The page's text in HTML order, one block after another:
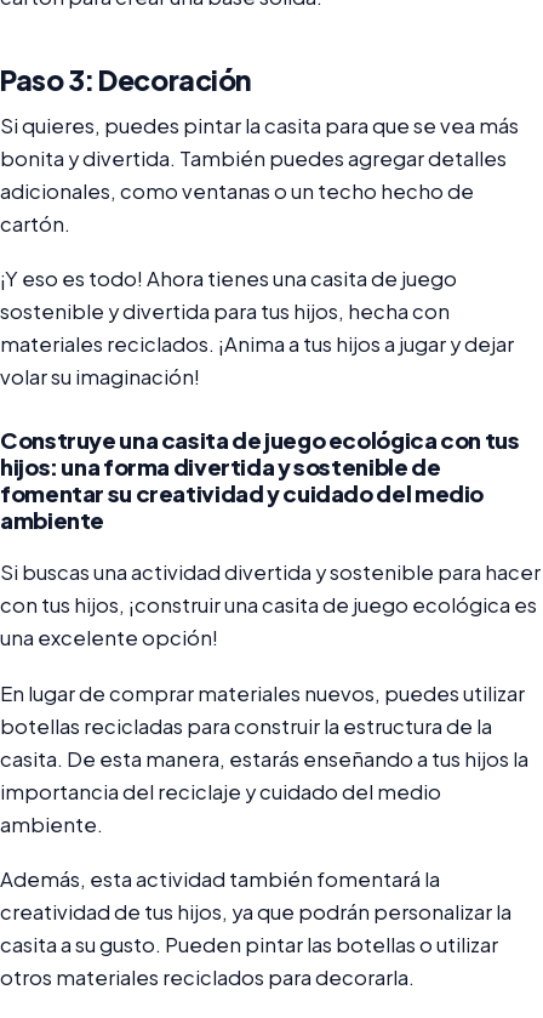
Paso 3: Decoración
Si quieres, puedes pintar la casita para que se vea más
bonita y divertida. También puedes agregar detalles
adicionales, como ventanas o un techo hecho de
cartón.
¡Y eso es todo! Ahora tienes una casita de juego
sostenible y divertida para tus hijos, hecha con
materiales reciclados. ¡Anima a tus hijos a jugar y dejar
volar su imaginación!
Construye una casita de juego ecológica con tus
hijos: una forma divertida y sostenible de
fomentar su creatividad y cuidado del medio
ambiente
Si buscas una actividad divertida y sostenible para hacer
con tus hijos, ¡construir una casita de juego ecológica es
una excelente opción!
En lugar de comprar materiales nuevos, puedes utilizar
botellas recicladas para construir la estructura de la
casita. De esta manera, estarás enseñando a tus hijos la
importancia del reciclaje y cuidado del medio
ambiente.
Además, esta actividad también fomentará la
creatividad de tus hijos, ya que podrán personalizar la
casita a su gusto. Pueden pintar las botellas o utilizar
otros materiales reciclados para decorarla.